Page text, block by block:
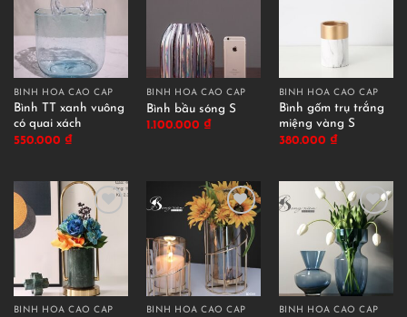
BÌNH HOA CAO CẤP
Bình TT xanh vuông
có quai xách
550.000 ₫
BÌNH HOA CAO CẤP
Bình bầu sóng S
1.100.000 ₫
BÌNH HOA CAO CẤP
Bình gốm trụ trắng
miệng vàng S
380.000 ₫
BÌNH HOA CAO CẤP BÌNH HOA CAO CẤP BÌNH HOA CAO CẤP